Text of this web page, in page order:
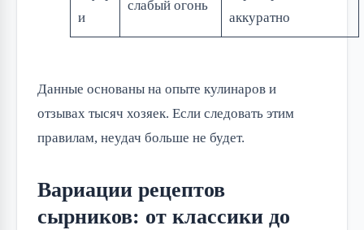
и
слабый огонь
аккуратно
Данные основаны на опыте кулинаров и
отзывах тысяч хозяек. Если следовать этим
правилам, неудач больше не будет.
Вариации рецептов
сырников: от классики до